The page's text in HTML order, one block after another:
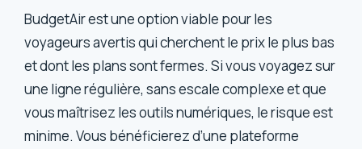
BudgetAir est une option viable pour les
voyageurs avertis qui cherchent le prix le plus bas
et dont les plans sont fermes. Si vous voyagez sur
une ligne régulière, sans escale complexe et que
vous maîtrisez les outils numériques, le risque est
minime. Vous bénéficierez d’une plateforme